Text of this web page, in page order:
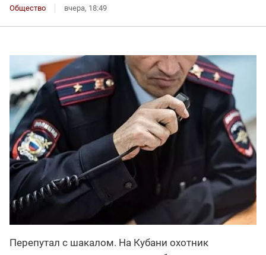
Общество вчера, 18:49
Перепутал с шакалом. На Кубани охотник